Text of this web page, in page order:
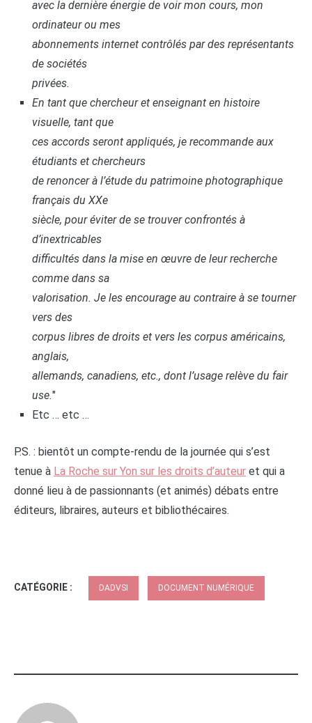
avec la dernière énergie de voir mon cours, mon
ordinateur ou mes
abonnements internet contrôlés par des représentants
de sociétés
privées.
En tant que chercheur et enseignant en histoire
visuelle, tant que
ces accords seront appliqués, je recommande aux
étudiants et chercheurs
de renoncer à l’étude du patrimoine photographique
français du XXe
siècle, pour éviter de se trouver confrontés à
d’inextricables
difficultés dans la mise en œuvre de leur recherche
comme dans sa
valorisation. Je les encourage au contraire à se tourner
vers des
corpus libres de droits et vers les corpus américains,
anglais,
allemands, canadiens, etc., dont l’usage relève du fair
use."
Etc … etc …
P.S. : bientôt un compte-rendu de la journée qui s’est
tenue à La Roche sur Yon sur les droits d’auteur et qui a
donné lieu à de passionnants (et animés) débats entre
éditeurs, libraires, auteurs et bibliothécaires.
CATÉGORIE : DADVSI DOCUMENT NUMÉRIQUE